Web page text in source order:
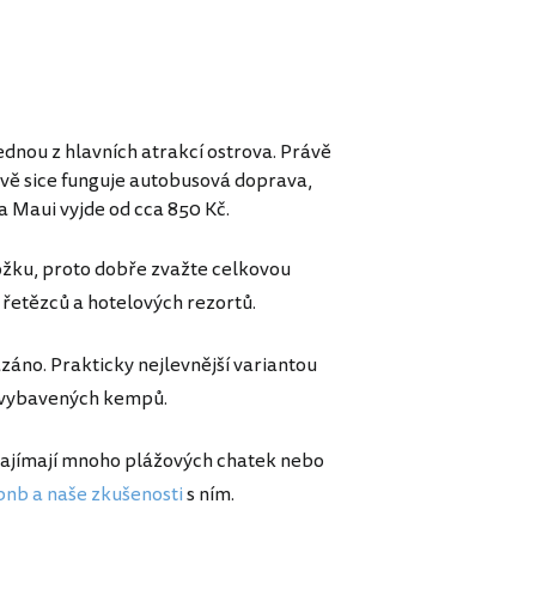
z hlavních atrakcí ostrova. Právě
sice funguje autobusová doprava,
vyjde od cca 850 Kč.
proto dobře zvažte celkovou
a hotelových rezortů.
Prakticky nejlevnější variantou
kempů.
mnoho plážových chatek nebo
a naše zkušenostis ním.